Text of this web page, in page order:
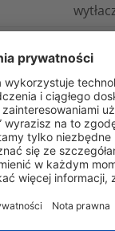
Inne
SSM
0.0001
Inne